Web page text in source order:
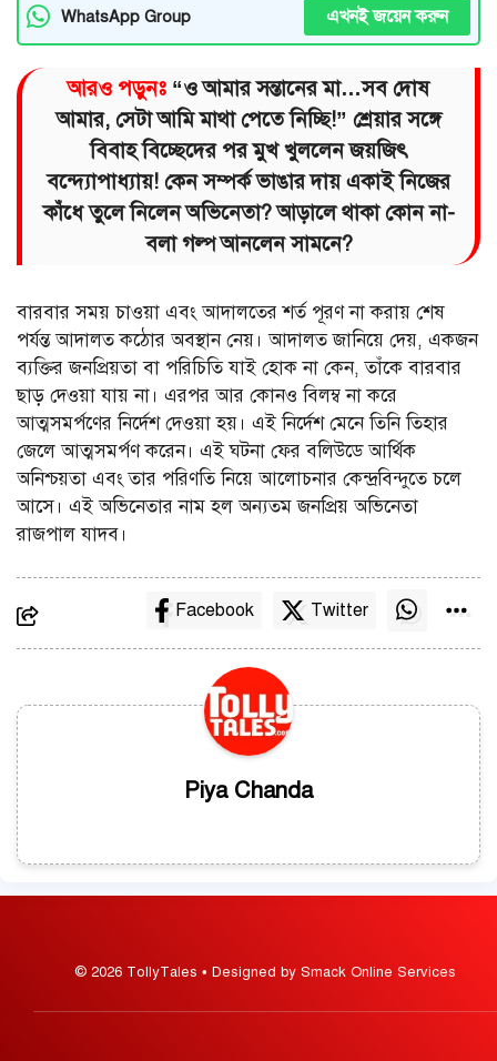
WhatsApp Group এখনই জয়েন করুন
আরও পড়ুনঃ “ও আমার সন্তানের মা…সব দোষ
আমার, সেটা আমি মাথা পেতে নিচ্ছি!” শ্রেয়ার সঙ্গে
বিবাহ বিচ্ছেদের পর মুখ খুললেন জয়জিৎ
বন্দ্যোপাধ্যায়! কেন সম্পর্ক ভাঙার দায় একাই নিজের
কাঁধে তুলে নিলেন অভিনেতা? আড়ালে থাকা কোন না-
বলা গল্প আনলেন সামনে?
বারবার সময় চাওয়া এবং আদালতের শর্ত পূরণ না করায় শেষ
পর্যন্ত আদালত কঠোর অবস্থান নেয়। আদালত জানিয়ে দেয়, একজন
ব্যক্তির জনপ্রিয়তা বা পরিচিতি যাই হোক না কেন, তাঁকে বারবার
ছাড় দেওয়া যায় না। এরপর আর কোনও বিলম্ব না করে
আত্মসমর্পণের নির্দেশ দেওয়া হয়। এই নির্দেশ মেনে তিনি তিহার
জেলে আত্মসমর্পণ করেন। এই ঘটনা ফের বলিউডে আর্থিক
অনিশ্চয়তা এবং তার পরিণতি নিয়ে আলোচনার কেন্দ্রবিন্দুতে চলে
আসে। এই অভিনেতার নাম হল অন্যতম জনপ্রিয় অভিনেতা
রাজপাল যাদব।
Facebook Twitter
Piya Chanda
© 2026 TollyTales • Designed by Smack Online Services